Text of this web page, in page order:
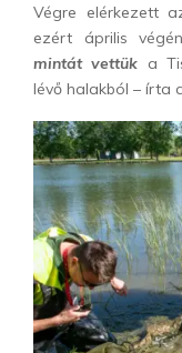
Végre elérkezett
ezért április
mintát vettük a
lévő halakból – írta